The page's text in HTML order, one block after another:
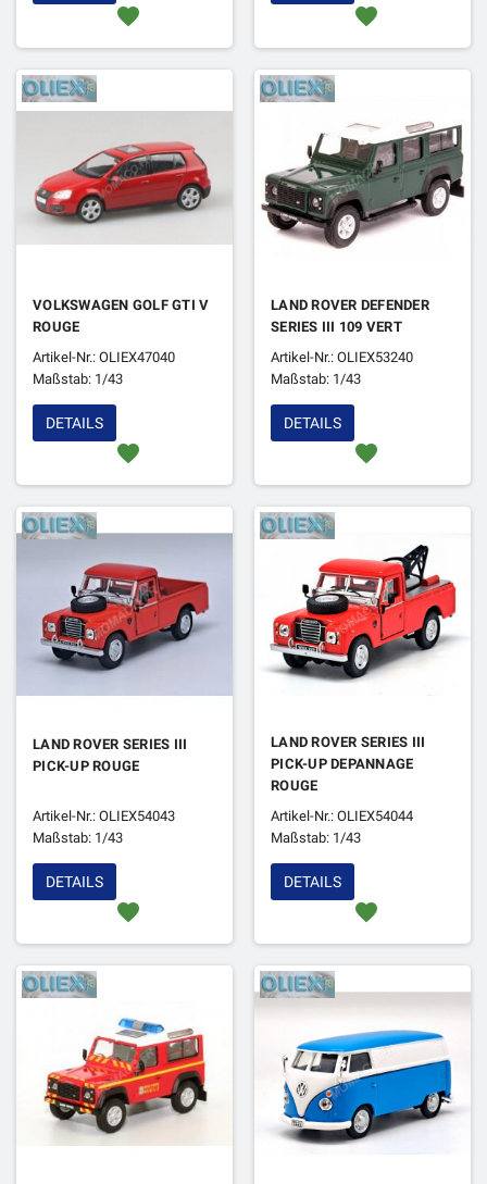
favorite favorite
VOLKSWAGEN GOLF GTI V
ROUGE
Artikel-Nr.: OLIEX47040
Maßstab: 1/43
favorite
DETAILS
LAND ROVER DEFENDER
SERIES III 109 VERT
Artikel-Nr.: OLIEX53240
Maßstab: 1/43
favorite
DETAILS
LAND ROVER SERIES III
PICK-UP ROUGE
Artikel-Nr.: OLIEX54043
Maßstab: 1/43
favorite
DETAILS
LAND ROVER SERIES III
PICK-UP DEPANNAGE
ROUGE
Artikel-Nr.: OLIEX54044
Maßstab: 1/43
favorite
DETAILS